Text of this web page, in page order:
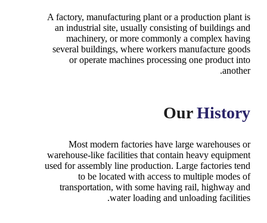
A factory, manufacturing plant or a production plant is
an industrial site, usually consisting of buildings and
machinery, or more commonly a complex having
several buildings, where workers manufacture goods
or operate machines processing one product into
another.
OurHistory
Most modern factories have large warehouses or
warehouse-like facilities that contain heavy equipment
used for assembly line production. Large factories tend
to be located with access to multiple modes of
transportation, with some having rail, highway and
water loading and unloading facilities.